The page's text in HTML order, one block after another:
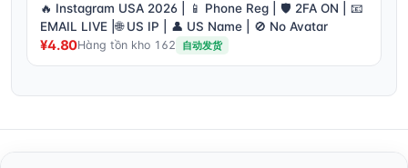
🔥 Instagram USA 2026 | 📱 Phone Reg | 🛡️ 2FA ON | 📧
EMAIL LIVE |🌐 US IP | 👤 US Name | 🚫 No Avatar
¥4.80Hàng tồn kho 162 自动发货